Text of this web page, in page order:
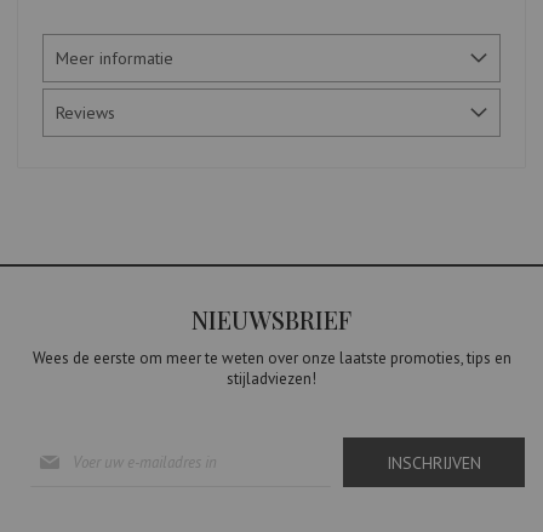
Meer informatie
Reviews
NIEUWSBRIEF
Wees de eerste om meer te weten over onze laatste promoties, tips en
stijladviezen!
u
INSCHRIJVEN